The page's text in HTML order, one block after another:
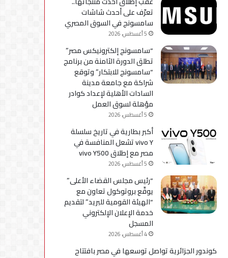
تعرّف على أحدث شاشات
سامسونج في السوق المصري
5 أغسطس، 2026
“سامسونج إلكترونيكس مصر”
تطلق الدورة الثامنة من برنامج
“سامسونج للابتكار” وتوقع
شراكة مع جامعة مدينة
السادات الأهلية لإعداد كوادر
مؤهلة لسوق العمل
5 أغسطس، 2026
أكبر بطارية في تاريخ سلسلة
vivo Y تشعل المنافسة في
مصر مع إطلاق vivo Y500
5 أغسطس، 2026
“رئيس مجلس القضاء الأعلى”
يوقّع بروتوكول تعاون مع
“الهيئة القومية للبريد” لتقديم
خدمة الإعلان الإلكتروني
المسجل
4 أغسطس، 2026
كوندور الجزائرية تواصل توسعها في مصر بافتتاح